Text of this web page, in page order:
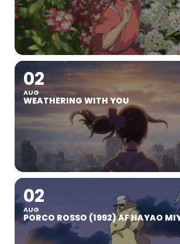
02
AUG
WEATHERING WITH YOU
02
AUG
PORCO ROSSO (1992) AF HAYAO